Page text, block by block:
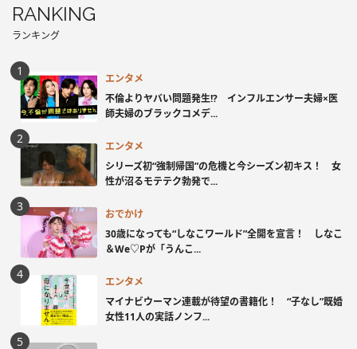
RANKING
ランキング
エンタメ
不倫よりヤバい問題発生!? インフルエンサー夫婦×医
師夫婦のブラックコメデ...
エンタメ
シリーズ初“強制帰国”の危機と今シーズン初キス！ 女
性が沼るモテテク勃発で...
おでかけ
30歳になっても“しなこワールド”全開を宣言！ しなこ
＆We♡Pが「うんこ...
エンタメ
マイナビウーマン連載が待望の書籍化！ “子なし”既婚
女性11人の実話ノンフ...